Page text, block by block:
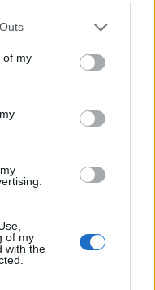
of my
of my
with the